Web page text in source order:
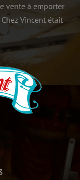
vente à emporter
Vincent était